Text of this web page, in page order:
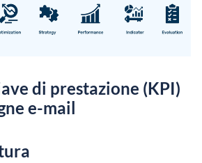
di prestazione (KPI)
e-mail